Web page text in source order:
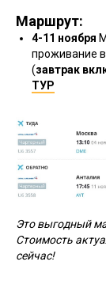
Маршрут:
4-11 ноября
проживание в
(завтрак
ТУР
Это выгодный
Стоимость
сейчас!